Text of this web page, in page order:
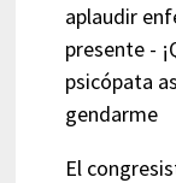
aplaudir
presente -
psicópata
gendarme
El